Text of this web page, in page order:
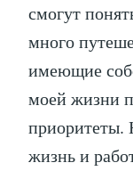
смогут
много
имеющие
моей жизни
приоритеты.
жизнь и